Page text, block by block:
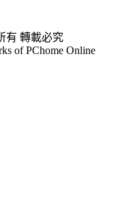
有 轉載必究
of PChome Online